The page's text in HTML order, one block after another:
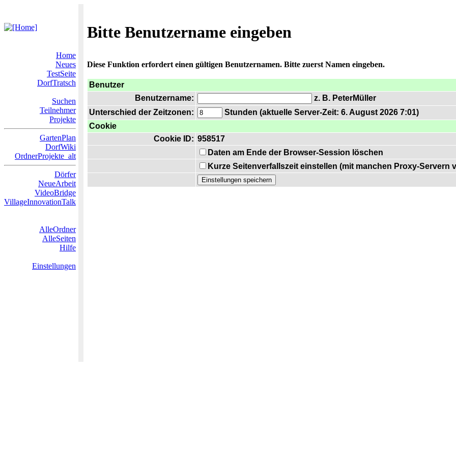
Bitte Benutzername eingeben
Home
Neues
TestSeite
DorfTratsch
Suchen
Teilnehmer
Projekte
GartenPlan
DorfWiki
OrdnerProjekte_alt
Dörfer
NeueArbeit
VideoBridge
VillageInnovationTalk
AlleOrdner
AlleSeiten
Hilfe
Einstellungen
Diese Funktion erfordert einen gültigen Benutzernamen. Bitte zuerst Namen eingeben.
Benutzer
Benutzername:
z. B. PeterMüller
Unterschied der Zeitzonen:
Stunden (aktuelle Server-Zeit: 6. August 2026 7:01)
Cookie
Cookie ID: 958517
Daten am Ende der Browser-Session löschen
Kurze Seitenverfallszeit einstellen (mit manchen Proxy-Servern